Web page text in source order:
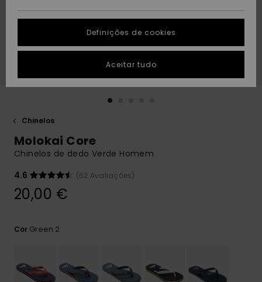
Coleções
Highlights
Guia de
tamanhos
conversa para
obteres a
resposta mais
rápida à tua
respostas
para as
Consultar
as FAQ
PRESENTE
DESEJO
Chinelos
Molokai Core
Chinelos de dedo Verde Homem
4.6
(62 Avaliações)
20,00 €
Cor Green 2
Definições de cookies
Aceitar tudo